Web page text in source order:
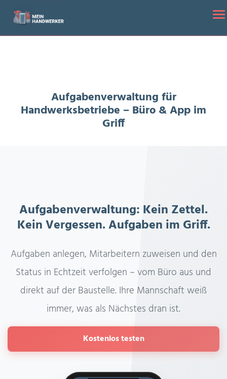
Startseite
App im Griff
Aufgabenverwaltung für
Handwerksbetriebe – Büro & App im
Griff
Aufgabenverwaltung: Kein Zettel.
Kein Vergessen. Aufgaben im Griff.
Aufgaben anlegen, Mitarbeitern zuweisen und den
Status in Echtzeit verfolgen – vom Büro aus und
direkt auf der Baustelle. Ihre Mannschaft weiß
immer, was als Nächstes dran ist.
Kostenlos testen